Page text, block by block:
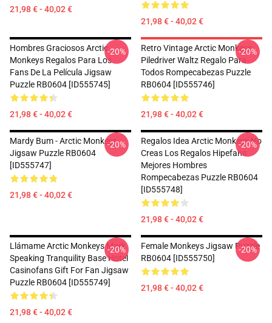
21,98 € - 40,02 €
21,98 € - 40,02 €
Hombres Graciosos Arctic
Monkeys Regalos Para Los
Fans De La Película Jigsaw
Puzzle RB0604 [ID555745]
21,98 € - 40,02 €
-20%
Retro Vintage Arctic Monkeys
Piledriver Waltz Regalo Para
Todos Rompecabezas Puzzle
RB0604 [ID555746]
21,98 € - 40,02 €
-20%
Mardy Bum - Arctic Monkeys
Jigsaw Puzzle RB0604
[ID555747]
21,98 € - 40,02 €
-20%
Regalos Idea Arctic Monkeys No
Creas Los Regalos Hipefans
Mejores Hombres
Rompecabezas Puzzle RB0604
[ID555748]
21,98 € - 40,02 €
-20%
Llámame Arctic Monkeys Mark
Speaking Tranquility Base Hotel
Casinofans Gift For Fan Jigsaw
Puzzle RB0604 [ID555749]
21,98 € - 40,02 €
-20%
Female Monkeys Jigsaw Puzzle
RB0604 [ID555750]
21,98 € - 40,02 €
-20%